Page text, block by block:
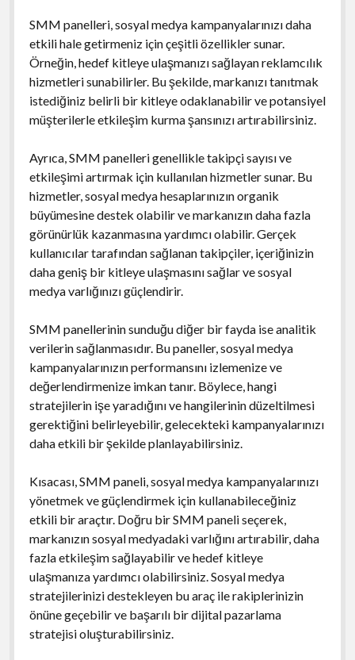
SMM panelleri, sosyal medya kampanyalarınızı daha
etkili hale getirmeniz için çeşitli özellikler sunar.
Örneğin, hedef kitleye ulaşmanızı sağlayan reklamcılık
hizmetleri sunabilirler. Bu şekilde, markanızı tanıtmak
istediğiniz belirli bir kitleye odaklanabilir ve potansiyel
müşterilerle etkileşim kurma şansınızı artırabilirsiniz.
Ayrıca, SMM panelleri genellikle takipçi sayısı ve
etkileşimi artırmak için kullanılan hizmetler sunar. Bu
hizmetler, sosyal medya hesaplarınızın organik
büyümesine destek olabilir ve markanızın daha fazla
görünürlük kazanmasına yardımcı olabilir. Gerçek
kullanıcılar tarafından sağlanan takipçiler, içeriğinizin
daha geniş bir kitleye ulaşmasını sağlar ve sosyal
medya varlığınızı güçlendirir.
SMM panellerinin sunduğu diğer bir fayda ise analitik
verilerin sağlanmasıdır. Bu paneller, sosyal medya
kampanyalarınızın performansını izlemenize ve
değerlendirmenize imkan tanır. Böylece, hangi
stratejilerin işe yaradığını ve hangilerinin düzeltilmesi
gerektiğini belirleyebilir, gelecekteki kampanyalarınızı
daha etkili bir şekilde planlayabilirsiniz.
Kısacası, SMM paneli, sosyal medya kampanyalarınızı
yönetmek ve güçlendirmek için kullanabileceğiniz
etkili bir araçtır. Doğru bir SMM paneli seçerek,
markanızın sosyal medyadaki varlığını artırabilir, daha
fazla etkileşim sağlayabilir ve hedef kitleye
ulaşmanıza yardımcı olabilirsiniz. Sosyal medya
stratejilerinizi destekleyen bu araç ile rakiplerinizin
önüne geçebilir ve başarılı bir dijital pazarlama
stratejisi oluşturabilirsiniz.